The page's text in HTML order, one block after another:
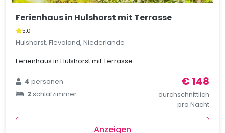
Ferienhaus in Hulshorst mit Terrasse
5,0
Hulshorst, Flevoland, Niederlande
Ferienhaus in Hulshorst mit Terrasse
4personen
2schlafzimmer
€ 148
durchschnittlich
pro Nacht
Anzeigen